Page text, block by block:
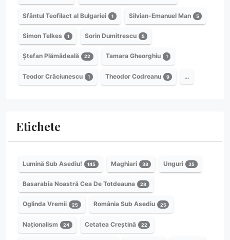
Sfântul Teofilact al Bulgariei 1 Silvian-Emanuel Man 5
Simon Telkes 1 Sorin Dumitrescu 5
Ștefan Plămădeală 22 Tamara Gheorghiu 1
Teodor Crăciunescu 1 Theodor Codreanu 9 …
Etichete
Lumină Sub Asediu! 145 Maghiari 38 Unguri 35
Basarabia Noastră Cea De Totdeauna 28
Oglinda Vremii 25 România Sub Asediu 25
Naționalism 24 Cetatea Creștină 22